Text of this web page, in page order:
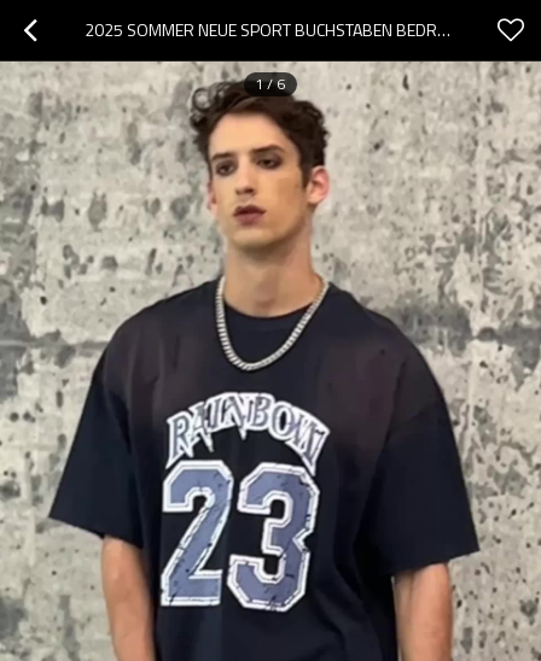
2025 SOMMER NEUE SPORT BUCHSTABEN BEDRUCKTE SPRAY HORSE KAPUZEN AGED RAGLAN T-SHIRTS | VINTAGE STREET STYLE | STREETWEAR T-SHIRTS HERSTELLER
1/6